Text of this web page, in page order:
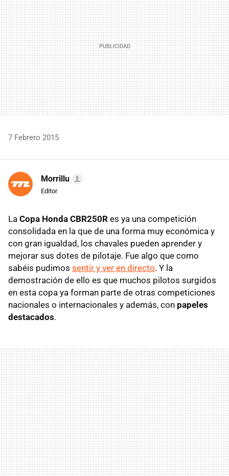
7 Febrero 2015
Morrillu
Editor
La Copa Honda CBR250R es ya una competición
consolidada en la que de una forma muy económica y
con gran igualdad, los chavales pueden aprender y
mejorar sus dotes de pilotaje. Fue algo que como
sabéis pudimos sentir y ver en directo. Y la
demostración de ello es que muchos pilotos surgidos
en esta copa ya forman parte de otras competiciones
nacionales o internacionales y además, con papeles
destacados.